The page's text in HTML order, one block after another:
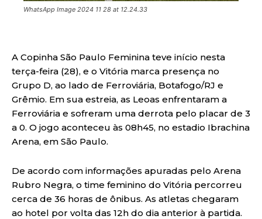
WhatsApp Image 2024 11 28 at 12.24.33
A Copinha São Paulo Feminina teve início nesta
terça-feira (28), e o Vitória marca presença no
Grupo D, ao lado de Ferroviária, Botafogo/RJ e
Grêmio. Em sua estreia, as Leoas enfrentaram a
Ferroviária e sofreram uma derrota pelo placar de 3
a 0. O jogo aconteceu às 08h45, no estadio Ibrachina
Arena, em São Paulo.
De acordo com informações apuradas pelo Arena
Rubro Negra, o time feminino do Vitória percorreu
cerca de 36 horas de ônibus. As atletas chegaram
ao hotel por volta das 12h do dia anterior à partida.